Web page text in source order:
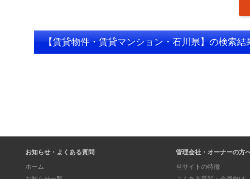
【賃貸物件・賃貸マンション・石川県】の検索結
お知らせ・よくある質問
ホーム
管理会社・オーナーの方
当サイトの特徴